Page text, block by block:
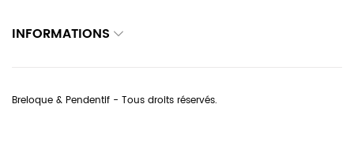
INFORMATIONS
Breloque & Pendentif - Tous droits réservés.